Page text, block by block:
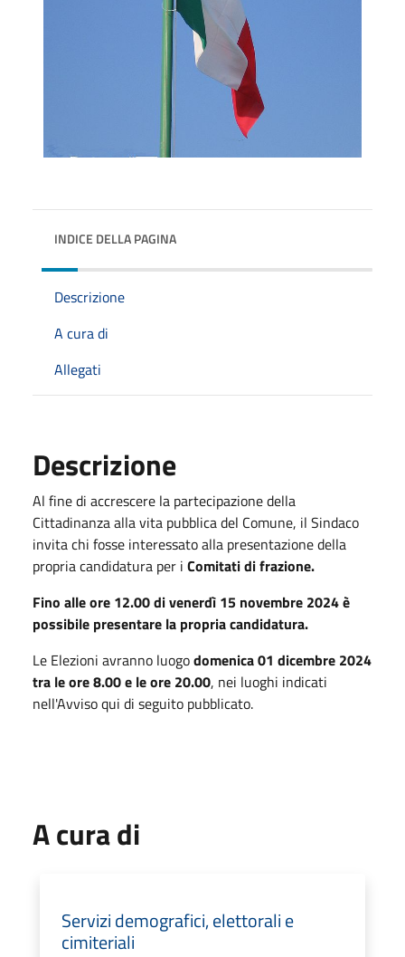
INDICE DELLA PAGINA
Descrizione
A cura di
Allegati
Descrizione
Al fine di accrescere la partecipazione della
Cittadinanza alla vita pubblica del Comune, il Sindaco
invita chi fosse interessato alla presentazione della
propria candidatura per i Comitati di frazione.
Fino alle ore 12.00 di venerdì 15 novembre 2024è
possibile presentare la propria candidatura.
Le Elezioni avranno luogodomenica 01 dicembre 2024
tra le ore 8.00 e le ore 20.00, nei luoghi indicati
nell'Avviso qui di seguito pubblicato.
A cura di
Servizi demografici, elettorali e
cimiteriali